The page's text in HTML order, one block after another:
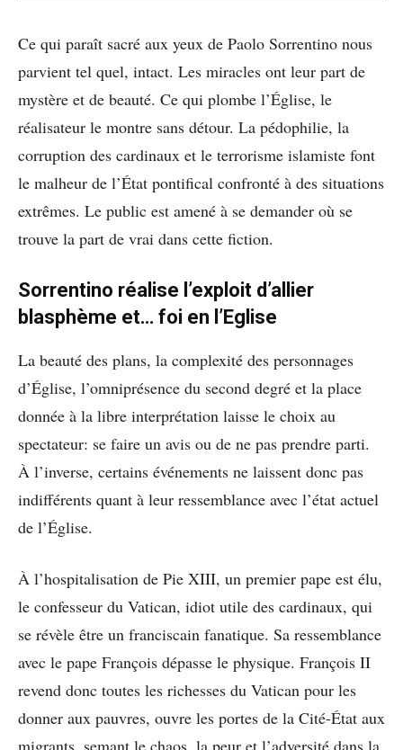
Ce qui paraît sacré aux yeux de Paolo Sorrentino nous
parvient tel quel, intact. Les miracles ont leur part de
mystère et de beauté. Ce qui plombe l’Église, le
réalisateur le montre sans détour. La pédophilie, la
corruption des cardinaux et le terrorisme islamiste font
le malheur de l’État pontifical confronté à des situations
extrêmes. Le public est amené à se demander où se
trouve la part de vrai dans cette fiction.
Sorrentino réalise l’exploit d’allier
blasphème et… foi en l’Eglise
La beauté des plans, la complexité des personnages
d’Église, l’omniprésence du second degré et la place
donnée à la libre interprétation laisse le choix au
spectateur: se faire un avis ou de ne pas prendre parti.
À l’inverse, certains événements ne laissent donc pas
indifférents quant à leur ressemblance avec l’état actuel
de l’Église.
À l’hospitalisation de Pie XIII, un premier pape est élu,
le confesseur du Vatican, idiot utile des cardinaux, qui
se révèle être un franciscain fanatique. Sa ressemblance
avec le pape François dépasse le physique. François II
revend donc toutes les richesses du Vatican pour les
donner aux pauvres, ouvre les portes de la Cité-État aux
migrants, semant le chaos, la peur et l’adversité dans la